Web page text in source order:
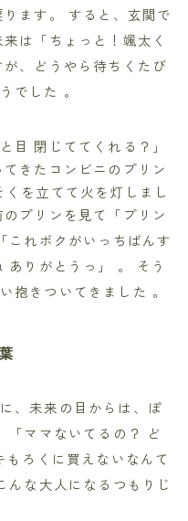
ます。 すると、玄関で
来は「ちょっと！颯太く
が、どうやら待ちくたび
でした 。
目 閉じててくれる？」
きたコンビニのプリン
を立てて火を灯しまし
プリンを見て「プリン
これボクがいっちばんす
ありがとうっ」 。 そう
抱きついてきました 。
、未来の目からは、ぽ
「ママないてるの？ ど
ろくに買えないなんて
んな大人になるつもりじ